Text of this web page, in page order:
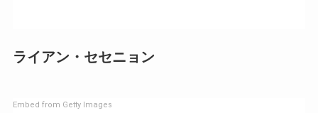
ライアン・セセニョン
Embed from Getty Images